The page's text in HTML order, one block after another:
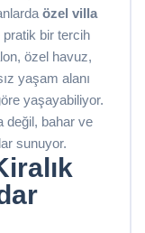
özel villa
bir tercih
özel havuz,
yaşam alanı
yaşayabiliyor.
değil, bahar ve
sunuyor.